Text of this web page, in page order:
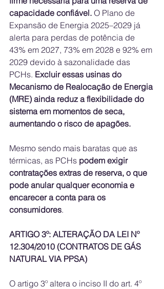
capacidade confiável. O Plano de
Expansão de Energia 2025–2029 já
alerta para perdas de potência de
43% em 2027, 73% em 2028 e 92% em
2029 devido à sazonalidade das
PCHs. Excluir essas usinas do
Mecanismo de Realocação de Energia
(MRE) ainda reduz a flexibilidade do
sistema em momentos de seca,
aumentando o risco de apagões.
Mesmo sendo mais baratas que as
térmicas, as PCHs podem exigir
contratações extras de reserva, o que
pode anular qualquer economia e
encarecer a conta para os
consumidores.
ARTIGO 3º: ALTERAÇÃO DA LEI Nº
12.304/2010 (CONTRATOS DE GÁS
NATURAL VIA PPSA)
O artigo 3º altera o inciso II do art. 4º